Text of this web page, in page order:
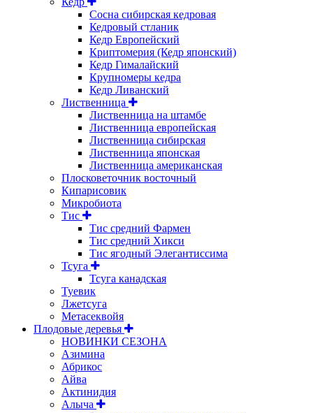
Сосна сибирская кедровая
Кедровый стланик
Кедр Европейский
Криптомерия (Кедр японский)
Кедр Гималайский
Крупномеры кедра
Кедр Ливанский
Лиственница
Лиственница на штамбе
Лиственница европейская
Лиственница сибирская
Лиственница японская
Лиственница американская
Плосковеточник восточный
Кипарисовик
Микробиота
Тис
Тис средний Фармен
Тис средний Хикси
Тис ягодный Элегантиссима
Тсуга
Тсуга канадская
Туевик
Лжетсуга
Метасеквойя
Плодовые деревья
НОВИНКИ СЕЗОНА
Азимина
Абрикос
Айва
Актинидия
Алыча